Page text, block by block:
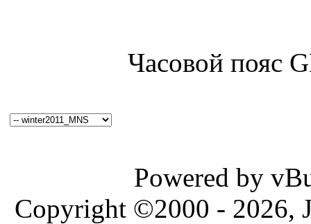
Часовой пояс
Powered by
Copyright ©2000 - 2026,